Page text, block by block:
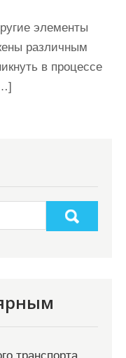
элементы
различным
в процессе